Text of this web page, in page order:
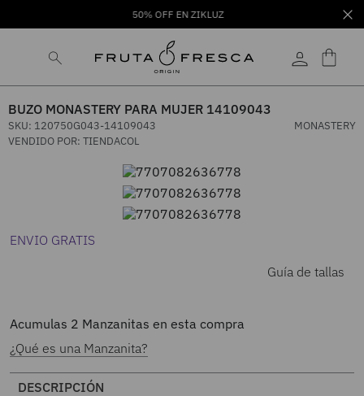
50% OFF EN ZIKLUZ
BUZO MONASTERY PARA MUJER 14109043
SKU: 120750G043-14109043
MONASTERY
VENDIDO POR: TIENDACOL
ENVIO GRATIS
Guía de tallas
Acumulas 2 Manzanitas en esta compra
¿Qué es una Manzanita?
DESCRIPCIÓN